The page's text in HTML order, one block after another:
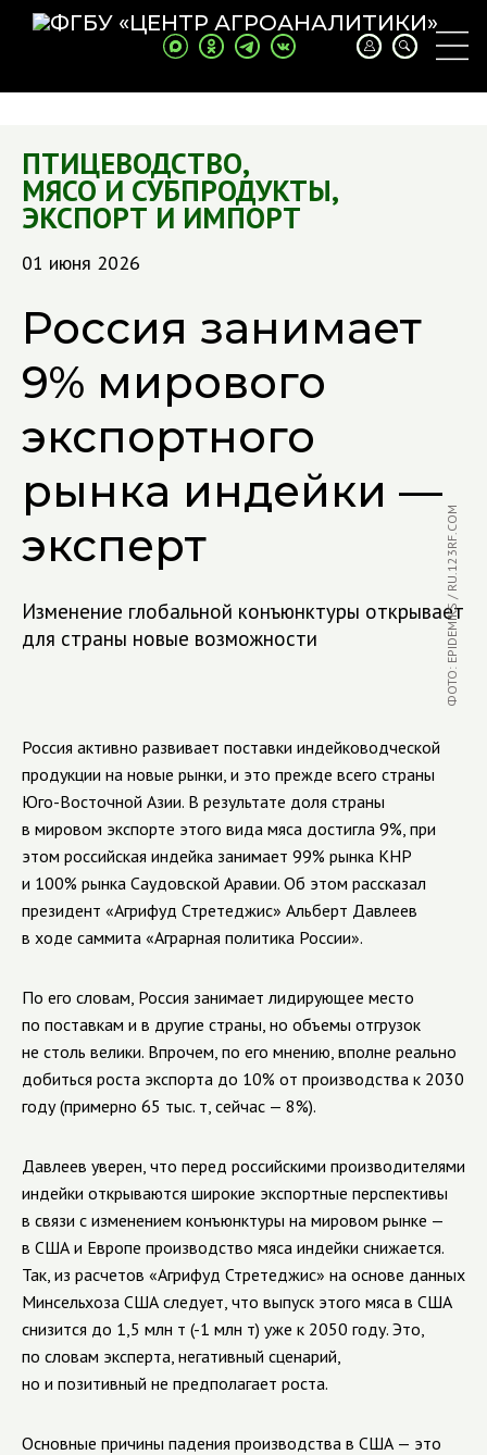
ПТИЦЕВОДСТВО,
МЯСО И СУБПРОДУКТЫ,
ЭКСПОРТ И ИМПОРТ
01 июня 2026
Россия занимает
9% мирового
экспортного
рынка индейки —
эксперт
Изменение глобальной конъюнктуры открывает
для страны новые возможности
ФОТО: EPIDEMIKS / RU.123RF.COM
Россия активно развивает поставки индейководческой
продукции на новые рынки, и это прежде всего страны
Юго-Восточной Азии. В результате доля страны
в мировом экспорте этого вида мяса достигла 9%, при
этом российская индейка занимает 99% рынка КНР
и 100% рынка Саудовской Аравии. Об этом рассказал
президент «Агрифуд Стретеджис» Альберт Давлеев
в ходе саммита «Аграрная политика России».
По его словам, Россия занимает лидирующее место
по поставкам и в другие страны, но объемы отгрузок
не столь велики. Впрочем, по его мнению, вполне реально
добиться роста экспорта до 10% от производства к 2030
году (примерно 65 тыс. т, сейчас — 8%).
Давлеев уверен, что перед российскими производителями
индейки открываются широкие экспортные перспективы
в связи с изменением конъюнктуры на мировом рынке —
в США и Европе производство мяса индейки снижается.
Так, из расчетов «Агрифуд Стретеджис» на основе данных
Минсельхоза США следует, что выпуск этого мяса в США
снизится до 1,5 млн т (-1 млн т) уже к 2050 году. Это,
по словам эксперта, негативный сценарий,
но и позитивный не предполагает роста.
Основные причины падения производства в США — это